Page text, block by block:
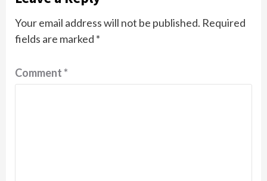
Your email address will not be published. Required
fields are marked *
Comment*